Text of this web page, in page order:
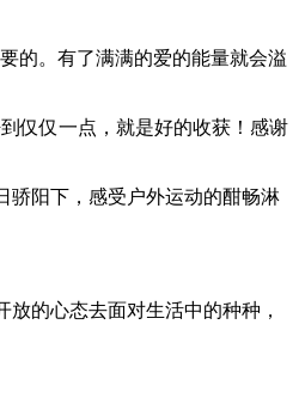
的。有了满满的爱的能量就会溢
仅仅一点，就是好的收获！感谢
骄阳下，感受户外运动的酣畅淋
的心态去面对生活中的种种，